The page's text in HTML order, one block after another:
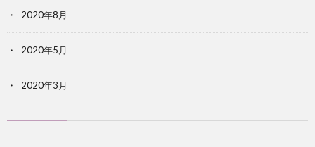
2020年8月
2020年5月
2020年3月